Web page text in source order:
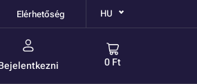
Elérhetőség HU
0 Ft